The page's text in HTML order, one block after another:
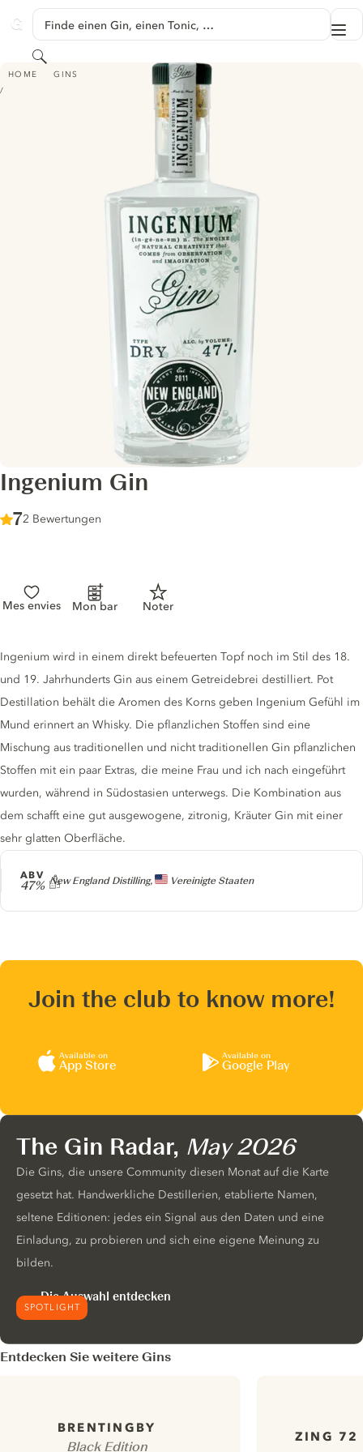
GINVENTORY
Finde einen Gin, einen Tonic, …
Suchen
HOME GINS
INGENIUM GIN
Ingenium Gin
Score :
7/ 10
2 Bewertungen
Mes envies Mon bar Noter
Producer
New England Distilling, Vereinigte Staaten
ABV
47%
Gin description
Ingenium wird in einem direkt befeuerten Topf noch im Stil des 18.
und 19. Jahrhunderts Gin aus einem Getreidebrei destilliert. Pot
Destillation behält die Aromen des Korns geben Ingenium Gefühl im
Mund erinnert an Whisky. Die pflanzlichen Stoffen sind eine
Mischung aus traditionellen und nicht traditionellen Gin pflanzlichen
Stoffen mit ein paar Extras, die meine Frau und ich nach eingeführt
wurden, während in Südostasien unterwegs. Die Kombination aus
dem schafft eine gut ausgewogene, zitronig, Kräuter Gin mit einer
sehr glatten Oberfläche.
Join the club to know more!
Available on
App Store
Available on
Google Play
SPOTLIGHT
The Gin Radar, May 2026
Die Gins, die unsere Community diesen Monat auf die Karte
gesetzt hat. Handwerkliche Destillerien, etablierte Namen,
seltene Editionen: jedes ein Signal aus den Daten und eine
Einladung, zu probieren und sich eine eigene Meinung zu
bilden.
Die Auswahl entdecken
Entdecken Sie weitere Gins
BRENTINGBY
Black Edition
ZING 72